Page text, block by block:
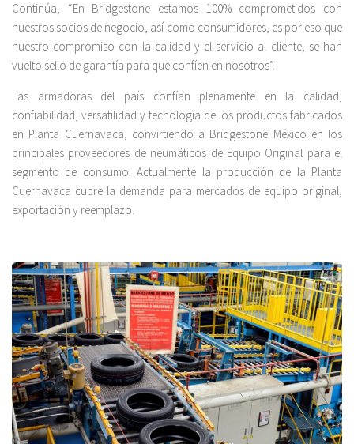
Continúa, “En Bridgestone estamos 100% comprometidos con
nuestros socios de negocio, así como consumidores, es por eso que
nuestro compromiso con la calidad y el servicio al cliente, se han
vuelto sello de garantía para que confíen en nosotros”.
Las armadoras del país confían plenamente en la calidad,
confiabilidad, versatilidad y tecnología de los productos fabricados
en Planta Cuernavaca, convirtiendo a Bridgestone México en los
principales proveedores de neumáticos de Equipo Original para el
segmento de consumo. Actualmente la producción de la Planta
Cuernavaca cubre la demanda para mercados de equipo original,
exportación y reemplazo.